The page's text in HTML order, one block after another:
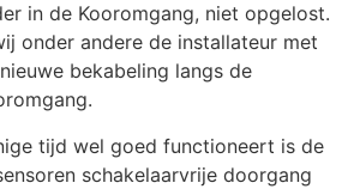
in de Kooromgang, niet opgelost.
onder andere de installateur met
bekabeling langs de
tijd wel goed functioneert is de
schakelaarvrije doorgang